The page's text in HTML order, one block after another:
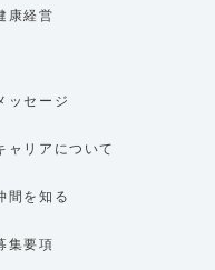
康経営
ッセージ
ャリアについて
間を知る
集要項